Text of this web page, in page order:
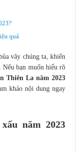
khí
quả
vây chúng ta, khiến
bạn muốn hiểu rõ
Thiên La năm 2023
khảo nội dung ngay
năm 2023